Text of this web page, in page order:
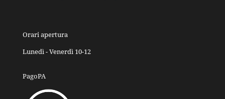
Orari apertura
Lunedì - Venerdì 10-12
PagoPA